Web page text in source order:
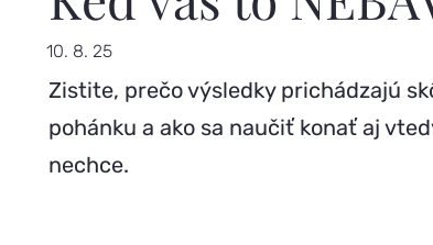
10. 8. 25
Zistite, prečo výsledky prichádzajú
pohánku a ako sa naučiť konať aj
nechce.